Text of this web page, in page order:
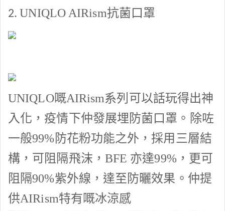
2. UNIQLO AIRism抗菌口罩
UNIQLO嘅AIRism系列可以話玩得出神
入化，疫情下仲發展埋防菌口罩。除咗
一般99%防花粉功能之外，採用三層結
構，可阻隔飛沫， BFE 亦達99%，更可
阻隔90%紫外線，達至防曬效果。仲提
供AIRism特有嘅冰涼感